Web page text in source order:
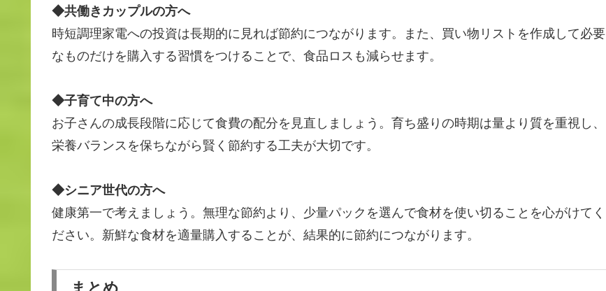
◆共働きカップルの方へ
時短調理家電への投資は長期的に見れば節約につながります。また、買い物リストを作成して必要
なものだけを購入する習慣をつけることで、食品ロスも減らせます。
◆子育て中の方へ
お子さんの成長段階に応じて食費の配分を見直しましょう。育ち盛りの時期は量より質を重視し、
栄養バランスを保ちながら賢く節約する工夫が大切です。
◆シニア世代の方へ
健康第一で考えましょう。無理な節約より、少量パックを選んで食材を使い切ることを心がけてく
ださい。新鮮な食材を適量購入することが、結果的に節約につながります。